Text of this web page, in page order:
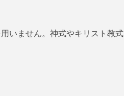
いません。神式やキリスト教式